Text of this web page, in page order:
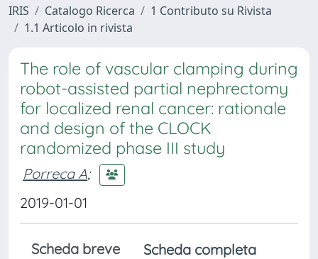
IRIS Catalogo Ricerca
1 Contributo su Rivista
1.1 Articolo in rivista
The role of vascular clamping during
robot-assisted partial nephrectomy
for localized renal cancer: rationale
and design of the CLOCK
randomized phase III study
Porreca A;
2019-01-01
Scheda breve
Scheda completa